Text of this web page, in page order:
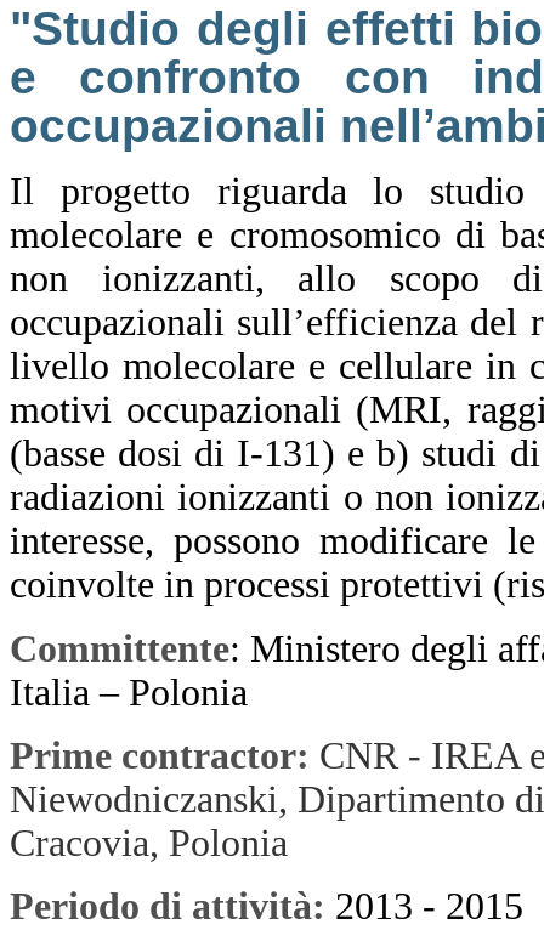
"Studio degli effetti
e confronto con
occupazionali
Il progetto riguarda lo
molecolare e cromosomico di
non ionizzanti, allo scopo
occupazionali sull’efficienza
livello molecolare e cellulare in
motivi occupazionali (MRI,
(basse dosi di I-131) e b) studi
radiazioni ionizzanti o non
interesse, possono modificare
coinvolte in processi protettivi
Committente: Ministero degli
Italia – Polonia
Prime contractor: CNR - IREA
Niewodniczanski, Dipartimento
Cracovia, Polonia
Periodo di attività: 2013 - 2015